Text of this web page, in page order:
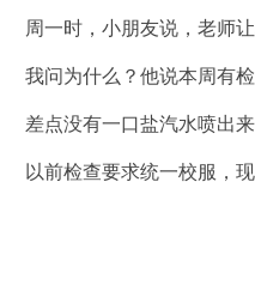
周一时，小朋友说，老师
我问为什么？他说本周有检
差点没有一口盐汽水喷出来
以前检查要求统一校服，